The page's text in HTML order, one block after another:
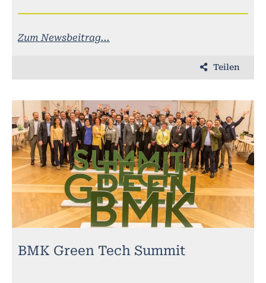
Zum Newsbeitrag...
Teilen
BMK Green Tech Summit